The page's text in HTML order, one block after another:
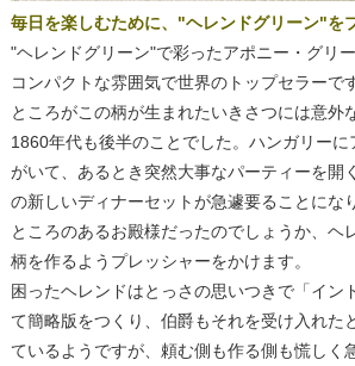
毎日を楽しむために、"ヘレンドグリーン"を
"ヘレンドグリーン"で彩ったアポニー・グリ
コンパクトな雰囲気で世界のトップセラーです
ところがこの柄が生まれたいきさつには意外
1860年代も後半のことでした。ハンガリー
がいて、あるとき突然大事なパーティーを開
の新しいディナーセットが急遽要ることにな
ところのあるお殿様だったのでしょうか、ヘ
柄を作るようプレッシャーをかけます。
困ったヘレンドはとっさの思いつきで「イン
て簡略版をつくり、伯爵もそれを受け入れた
ているようですが、頼む側も作る側も慌しく